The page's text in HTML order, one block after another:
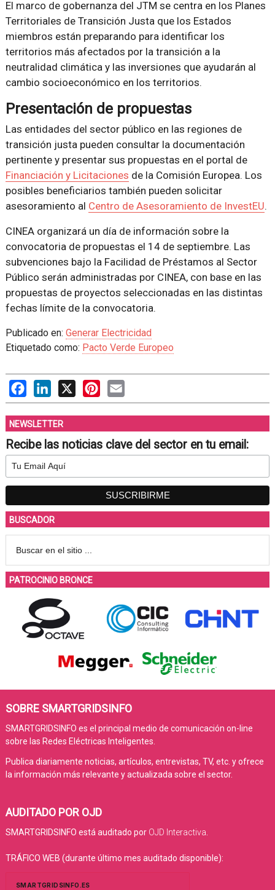
El marco de gobernanza del JTM se centra en los Planes
Territoriales de Transición Justa que los Estados
miembros están preparando para identificar los
territorios más afectados por la transición a la
neutralidad climática y las inversiones que ayudarán al
cambio socioeconómico en los territorios.
Presentación de propuestas
Las entidades del sector público en las regiones de
transición justa pueden consultar la documentación
pertinente y presentar sus propuestas en el portal de
Financiación y Licitaciones de la Comisión Europea. Los
posibles beneficiarios también pueden solicitar
asesoramiento al Centro de Asesoramiento de InvestEU.
CINEA organizará un día de información sobre la
convocatoria de propuestas el 14 de septiembre. Las
subvenciones bajo la Facilidad de Préstamos al Sector
Público serán administradas por CINEA, con base en las
propuestas de proyectos seleccionadas en las distintas
fechas límite de la convocatoria.
Publicado en: Generar Electricidad
Etiquetado como: Pacto Verde Europeo
FacebookLinkedIn
X PinterestEmail
NEWSLETTER
Recibe las noticias clave del sector en tu email:
BUSCADOR
PATROCINIO BRONCE
SOBRE SMARTGRIDSINFO
SMARTGRIDSINFO es el principal medio de comunicación on-line
sobre las Redes Eléctricas Inteligentes.
Publica diariamente noticias, artículos, entrevistas, TV, etc. y ofrece
la información más relevante y actualizada sobre el sector.
AUDITADO POR OJD
SMARTGRIDSINFO está auditado por OJD Interactiva
TRÁFICO WEB (durante último mes auditado disponible):